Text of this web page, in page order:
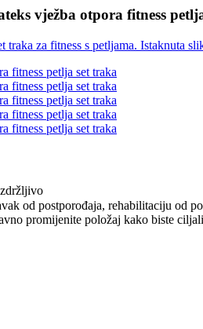
vježba otpora fitness
od postporođaja, rehabilitaciju od
promijenite položaj kako biste